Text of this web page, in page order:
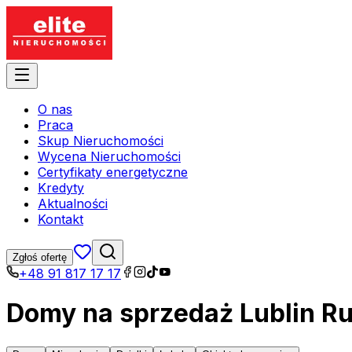
O nas
Praca
Skup Nieruchomości
Wycena Nieruchomości
Certyfikaty energetyczne
Kredyty
Aktualności
Kontakt
Zgłoś ofertę
+48 91 817 17 17
Domy na sprzedaż Lublin